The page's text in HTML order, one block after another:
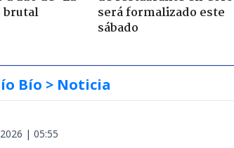
brutal
será formalizado este
sábado
Bío > Noticia
| 05:55